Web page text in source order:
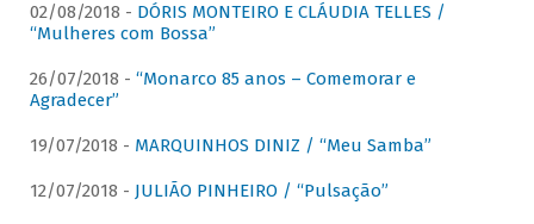
02/08/2018 - DÓRIS MONTEIRO E CLÁUDIA TELLES /
“Mulheres com Bossa”
26/07/2018 - “Monarco 85 anos – Comemorar e
Agradecer”
19/07/2018 - MARQUINHOS DINIZ / “Meu Samba”
12/07/2018 - JULIÃO PINHEIRO / “Pulsação”